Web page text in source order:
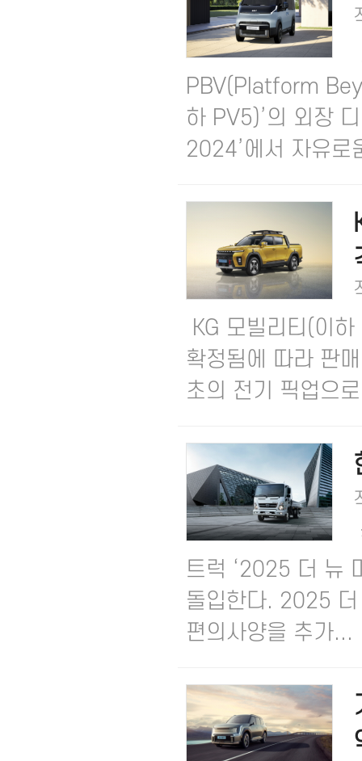
PBV(Platform
하 PV5)’의 외장
2024’에서 자유로
KG 모빌리티(이
확정됨에 따라 판
초의 전기 픽업으
트럭 ‘2025 더 뉴
돌입한다.​ 2025
편의사양을 추가...